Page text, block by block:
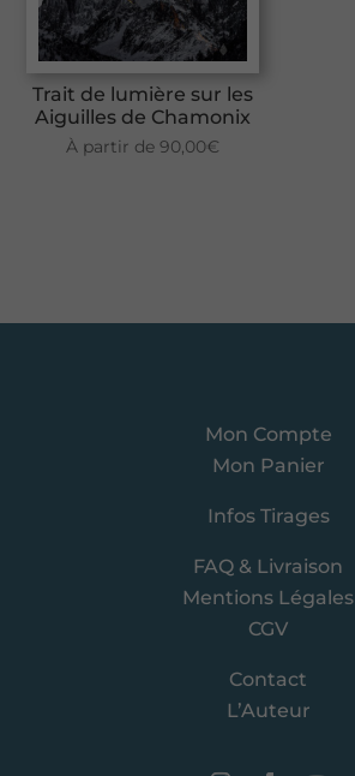
Trait de lumière sur les
Aiguilles de Chamonix
À partir de90,00€
Mon Compte
Mon Panier
Infos Tirages
FAQ & Livraison
Mentions Légales
CGV
Contact
L’Auteur